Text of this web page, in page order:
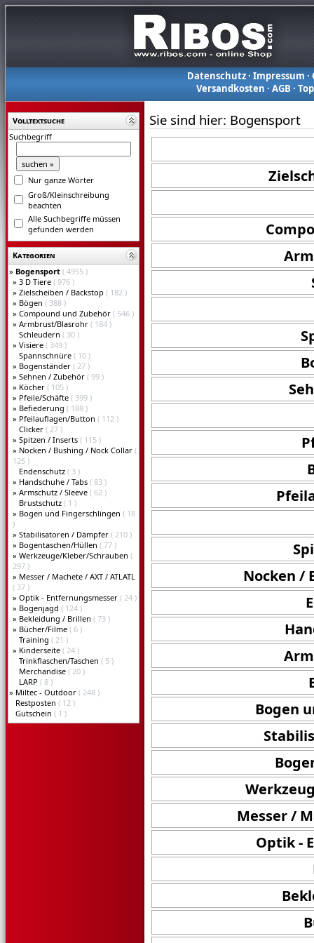
Datenschutz· Impressum ·
Versandkosten ·AGB ·
Volltextsuche
Suchbegriff
Nur ganze Wörter
Groß/Kleinschreibung
beachten
Alle Suchbegriffe müssen
gefunden werden
Kategorien
» Bogensport ( 4955 )
» 3 D Tiere ( 976 )
» Zielscheiben / Backstop ( 182 )
» Bögen ( 388 )
» Compound und Zubehör ( 546 )
» Armbrust/Blasrohr ( 184 )
Schleudern ( 30 )
» Visiere ( 349 )
Spannschnüre ( 10 )
» Bogenständer ( 27 )
» Sehnen / Zubehör ( 99 )
» Köcher ( 105 )
» Pfeile/Schäfte ( 399 )
» Befiederung ( 188 )
» Pfeilauflagen/Button ( 112 )
Clicker ( 27 )
» Spitzen / Inserts ( 115 )
» Nocken / Bushing / Nock Collar (
125 )
Endenschutz ( 3 )
» Handschuhe / Tabs ( 83 )
» Armschutz / Sleeve ( 62 )
Brustschutz ( 1 )
» Bogen und Fingerschlingen ( 18
)
» Stabilisatoren / Dämpfer ( 210 )
» Bogentaschen/Hüllen ( 77 )
» Werkzeuge/Kleber/Schrauben (
297 )
» Messer / Machete / AXT / ATLATL
( 37 )
» Optik - Entfernungsmesser ( 24 )
» Bogenjagd ( 124 )
» Bekleidung / Brillen ( 73 )
» Bücher/Filme ( 6 )
Training ( 21 )
» Kinderseite ( 24 )
Trinkflaschen/Taschen ( 5 )
Merchandise ( 20 )
LARP ( 8 )
» Miltec - Outdoor ( 248 )
Restposten ( 12 )
Gutschein ( 1 )
Sie sind hier: Bogensport
Nocken /
Bogen
Messer /
Optik -